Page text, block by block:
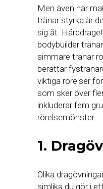
Men även när
tränar styrka är
sig åt.
bodybuilder
simmare tränar
berättar
viktiga rörelser
som sker över
inkluderar fem
rörelsemönster.
1.
Olika
simlika du gör i